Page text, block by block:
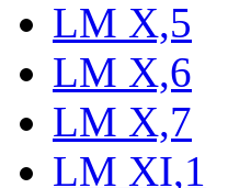
LM X,5
LM X,6
LM X,7
LM XI,1